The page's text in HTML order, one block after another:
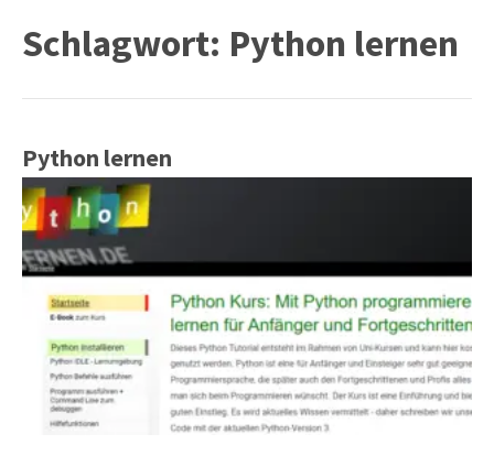
Schlagwort: Python lernen
Python lernen